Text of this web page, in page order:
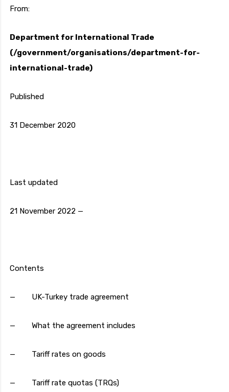
From:
Department for International Trade
(/government/organisations/department-for-
international-trade)
Published
31 December 2020
Last updated
21 November 2022 —
Contents
— UK-Turkey trade agreement
— What the agreement includes
— Tariff rates on goods
— Tariff rate quotas (TRQs)